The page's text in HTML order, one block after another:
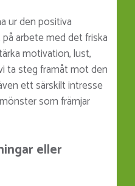
ur den positiva
arbete med det friska
motivation, lust,
ta steg framåt mot den
ett särskilt intresse
som främjar
eller